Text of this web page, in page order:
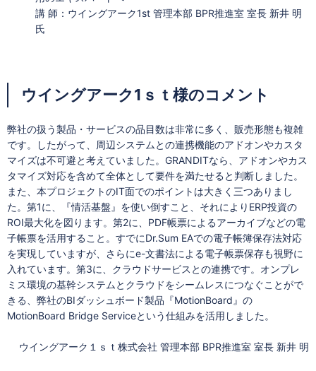
講 師：ウイングアーク1st 管理本部 BPR推進室 室長 新井 明
氏
ウイングアーク1ｓｔ様のコメント
弊社の扱う製品・サービスの品目数は非常に多く、販売形態も複雑
です。したがって、周辺システムとの連携機能のアドオンやカスタ
マイズは不可避と考えていました。GRANDITなら、アドオンやカス
タマイズ対応を含めて全体として要件を満たせると判断しました。
また、本プロジェクトのIT面でのポイントは大きく三つありまし
た。第1に、『情活基盤』を使い倒すこと、それによりERP投資の
ROI最大化を図ります。第2に、PDF帳票によるアーカイブなどの電
子帳票を活用すること。すでにDr.Sum EAでの電子帳簿保存法対応
を実現していますが、さらにe-文書法による電子帳票保存も視野に
入れています。第3に、クラウドサービスとの連携です。オンプレ
ミス環境の基幹システムとクラウドをシームレスにつなぐことがで
きる、弊社のBIダッシュボード製品『MotionBoard』の
MotionBoard Bridge Serviceという仕組みを活用しました。
ウイングアーク１ｓｔ株式会社 管理本部 BPR推進室 室長 新井 明